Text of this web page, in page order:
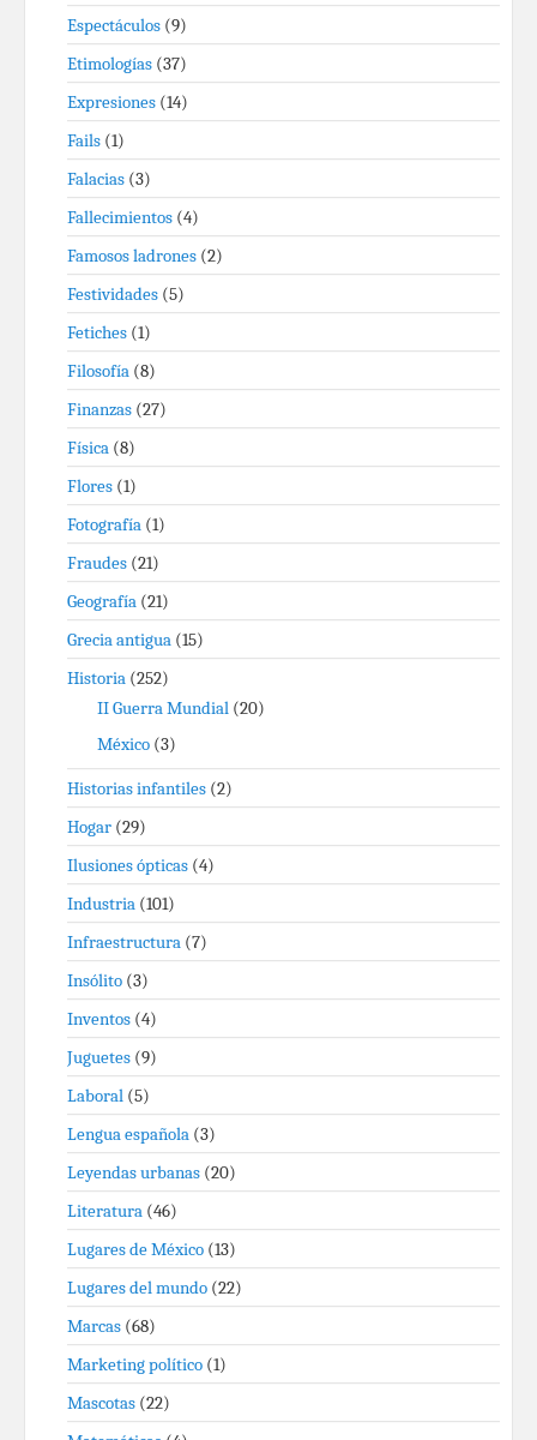
Espectáculos (9)
Etimologías (37)
Expresiones (14)
Fails (1)
Falacias (3)
Fallecimientos (4)
Famosos ladrones (2)
Festividades (5)
Fetiches (1)
Filosofía (8)
Finanzas (27)
Física (8)
Flores (1)
Fotografía (1)
Fraudes (21)
Geografía (21)
Grecia antigua (15)
Historia (252)
II Guerra Mundial (20)
México (3)
Historias infantiles (2)
Hogar (29)
Ilusiones ópticas (4)
Industria (101)
Infraestructura (7)
Insólito (3)
Inventos (4)
Juguetes (9)
Laboral (5)
Lengua española (3)
Leyendas urbanas (20)
Literatura (46)
Lugares de México (13)
Lugares del mundo (22)
Marcas (68)
Marketing político (1)
Mascotas (22)